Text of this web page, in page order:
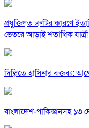
প্রযুক্তিগত ত্রুটির কারণে
ভেতরে আড়াই শতাধিক যাত্রী
দিল্লিতে হাসিনার বক্তব্য:
বাংলাদেশ-পাকিস্তানসহ